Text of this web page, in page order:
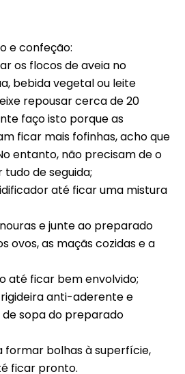
e confeção:
os flocos de aveia no
bebida vegetal ou leite
repousar cerca de 20
faço isto porque as
ficar mais fofinhas, acho que
entanto, não precisam de o
de seguida;
até ficar uma mistura
e junte ao preparado
ovos, as maçãs cozidas e a
até ficar bem envolvido;
anti-aderente e
sopa do preparado
formar bolhas à superfície,
ficar pronto.